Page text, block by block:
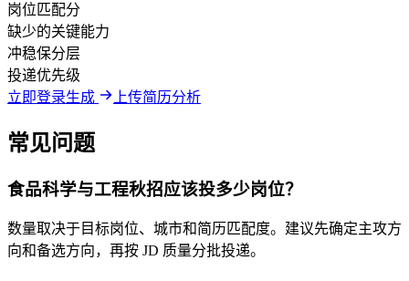
岗位匹配分
缺少的关键能力
冲稳保分层
投递优先级
立即登录生成
上传简历分析
常见问题
食品科学与工程秋招应该投多少岗位？
数量取决于目标岗位、城市和简历匹配度。建议先确定主攻方
向和备选方向，再按 JD 质量分批投递。